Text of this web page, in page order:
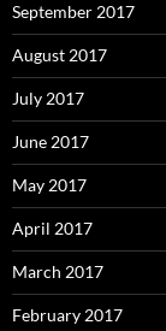
September 2017
August 2017
July 2017
June 2017
May 2017
April 2017
March 2017
February 2017